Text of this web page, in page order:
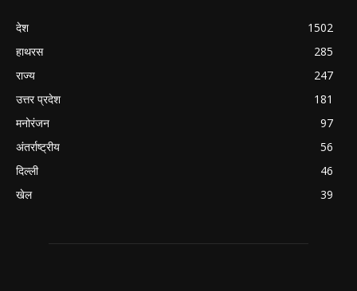
देश
1502
हाथरस
285
राज्य
247
उत्तर प्रदेश
181
मनोरंजन
97
अंतर्राष्ट्रीय
56
दिल्ली
46
खेल
39